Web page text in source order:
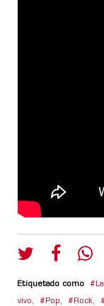
Etiquetado como
vivo, Pop, Rock,